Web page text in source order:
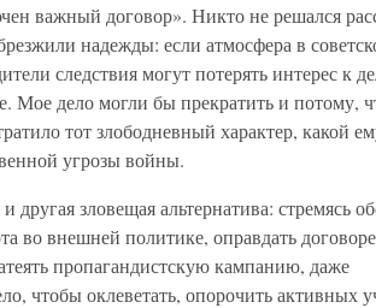
важный договор». Никто не решался
надежды: если атмосфера в
следствия могут потерять интерес к
Мое дело могли бы прекратить и потому,
тот злободневный характер, какой
угрозы войны.
зловещая альтернатива: стремясь
во внешней политике, оправдать
пропагандистскую кампанию, даже
чтобы оклеветать, опорочить активных